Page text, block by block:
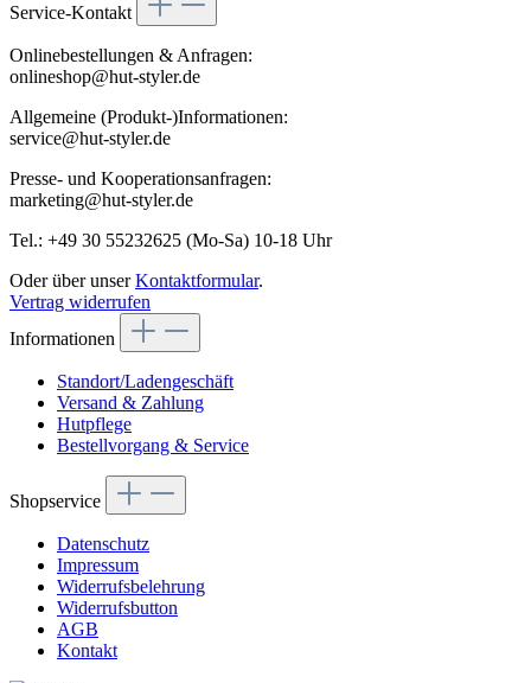
Service-Kontakt
Onlinebestellungen & Anfragen:
onlineshop@hut-styler.de
Allgemeine (Produkt-)Informationen:
service@hut-styler.de
Presse- und Kooperationsanfragen:
marketing@hut-styler.de
Tel.: +49 30 55232625 (Mo-Sa) 10-18 Uhr
Oder über unserKontaktformular.
Vertrag widerrufen
Informationen
Standort/Ladengeschäft
Versand & Zahlung
Hutpflege
Bestellvorgang & Service
Shopservice
Datenschutz
Impressum
Widerrufsbelehrung
Widerrufsbutton
AGB
Kontakt